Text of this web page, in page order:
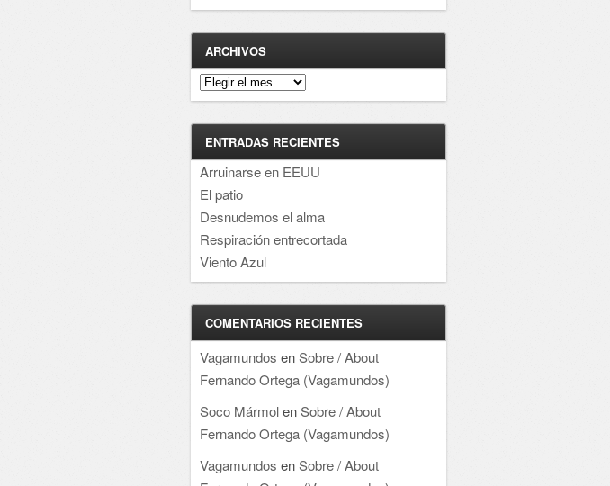
ARCHIVOS
Archivos
ENTRADAS RECIENTES
Arruinarse en EEUU
El patio
Desnudemos el alma
Respiración entrecortada
Viento Azul
COMENTARIOS RECIENTES
Vagamundos enSobre / About
Fernando Ortega (Vagamundos)
Soco MármolenSobre / About
Fernando Ortega (Vagamundos)
Vagamundos enSobre / About